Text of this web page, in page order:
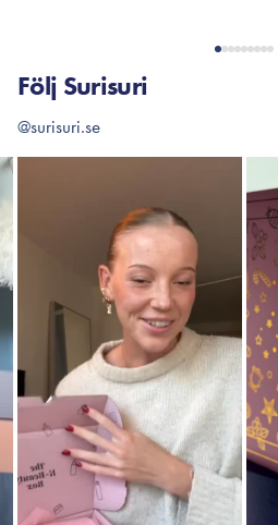
Följ Surisuri
@surisuri.se